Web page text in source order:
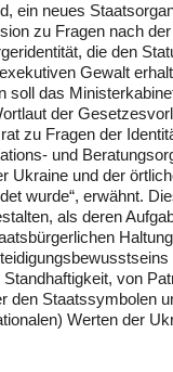
ein neues
zu Fragen nach
die den
Gewalt
soll das
der
zu Fragen der
und
Ukraine und der
wurde“, erwähnt.
als deren
von
den Staatssymbolen
Werten der